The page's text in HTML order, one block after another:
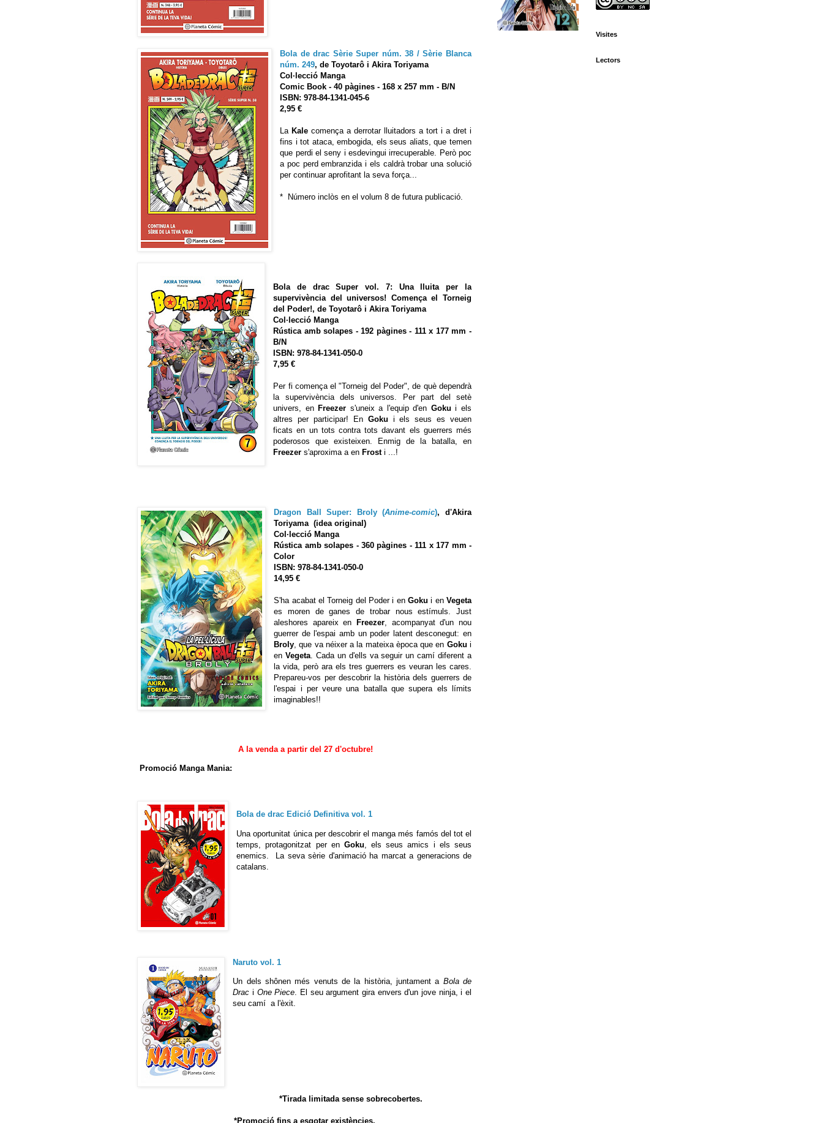
Bola de drac Sèrie Super núm. 38 / Sèrie Blanca
núm. 249, de Toyotarô i Akira Toriyama
Col·lecció Manga
Comic Book - 40 pàgines - 168 x 257 mm - B/N
ISBN:978-84-1341-045-6
2,95 €
LaKale comença a derrotar lluitadors a tort i a dret i
fins i tot ataca, embogida, els seus aliats, que temen
que perdi el seny i esdevingui irrecuperable. Però poc
a poc perd embranzida i els caldrà trobar una solució
per continuar aprofitant la seva força...
* Número inclòs en el volum 8 de futura publicació.
Bola de drac Super vol. 7: Una lluita per la
supervivència del universos! Comença el Torneig
del Poder!, de Toyotarô i Akira Toriyama
Col·lecció Manga
Rústica amb solapes - 192 pàgines - 111 x 177 mm -
B/N
ISBN:978-84-1341-050-0
7,95 €
Per fi comença el "Torneig del Poder", de què dependrà
la supervivència dels universos. Per part del setè
univers, en Freezer s'uneix a l'equip d'en Goku i els
altres per participar! En Goku i els seus es veuen
ficats en un tots contra tots davant els guerrers més
poderosos que existeixen. Enmig de la batalla, en
Freezer s'aproxima a en Frosti ...!
Dragon Ball Super: Broly (Anime-comic), d'Akira
Toriyama (idea original)
Col·lecció Manga
Rústica amb solapes - 360 pàgines - 111 x 177 mm -
Color
ISBN:978-84-1341-050-0
14,95 €
S'ha acabat el Torneig del Poder i en Goku i enVegeta
es moren de ganes de trobar nous estímuls. Just
aleshores apareix en
Freezer, acompanyat d'un nou
guerrer de l'espai amb un poder latent desconegut: en
Broly, que va néixer a la mateixa època que en Goku i
enVegeta. Cada un d'ells va seguir un camí diferent a
la vida, però ara els tres guerrers es veuran les cares.
Prepareu-vos per descobrir la història dels guerrers de
l'espai i per veure una batalla que supera els límits
imaginables!!
A la venda a partir del 27 d'octubre!
Promoció Manga Mania:
Bola de drac Edició Definitiva vol. 1
Una oportunitat única per descobrir el manga més famós del tot el
temps, protagonitzat per en Goku , els seus amics i els seus
enemics. La seva sèrie d'animació ha marcat a generacions de
catalans.
Narutovol. 1
Un dels shônen més venuts de la història, juntament a Bola de
Drac i One Piece . El seu argument gira envers d'un jove ninja, i el
seu camí a l'èxit.
*Tirada limitada sense sobrecobertes.
*Promoció fins a esgotar existències.
Visites
Lectors